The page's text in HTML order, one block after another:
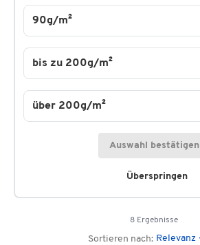
Überspringen
90g/m²
bis zu 200g/m²
über 200g/m²
Auswahl bestätigen
8 Ergebnisse
Sortieren nach: Relevanz